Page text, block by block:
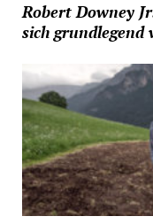
Robert Downey
sich grundlegend